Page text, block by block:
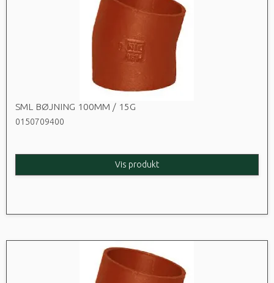
SML BØJNING 100MM / 15G
0150709400
Vis produkt